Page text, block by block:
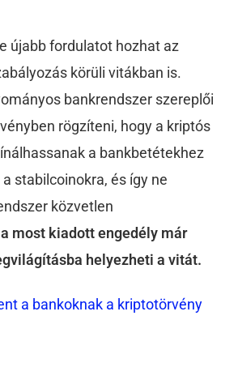
újabb fordulatot hozhat az
körüli vitákban is.
bankrendszer szereplői
rögzíteni, hogy a kriptós
a bankbetétekhez
stabilcoinokra, és így ne
közvetlen
a most kiadott engedély már
helyezheti a vitát.
a bankoknak a kriptotörvény